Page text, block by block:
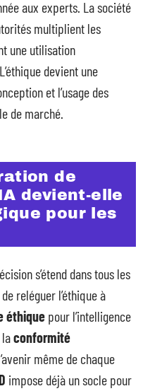
aux experts. La société
multiplient les
une utilisation
devient une
et l’usage des
de marché.
de
devient-elle
pour les
s’étend dans tous les
reléguer l’éthique à
éthique pour l’intelligence
conformité
même de chaque
impose déjà un socle pour